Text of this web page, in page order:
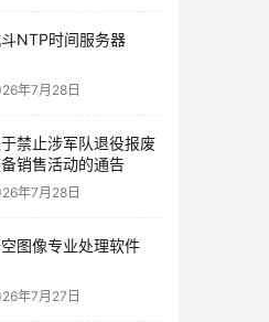
NTP时间服务器
年7月28日
禁止涉军队退役报废
销售活动的通告
年7月28日
图像专业处理软件
年7月27日